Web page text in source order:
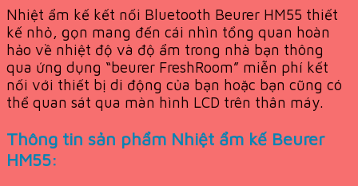
Nhiệt ẩm kế kết nối Bluetooth Beurer HM55 thiết
kế nhỏ, gọn mang đến cái nhìn tổng quan hoàn
hảo về nhiệt độ và độ ẩm trong nhà bạn thông
qua ứng dụng “beurer FreshRoom” miễn phí kết
nối với thiết bị di động của bạn hoặc bạn cũng có
thể quan sát qua màn hình LCD trên thân máy.
Thông tin sản phẩm Nhiệt ẩm kế Beurer
HM55: